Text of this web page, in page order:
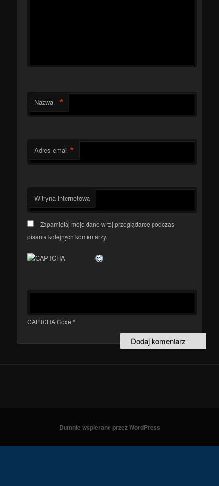
Nazwa *
Adres email *
Witryna internetowa
Zapamiętaj moje dane w tej przeglądarce podczas
pisania kolejnych komentarzy.
CAPTCHA Code *
Dumnie wspierane przez WordPress